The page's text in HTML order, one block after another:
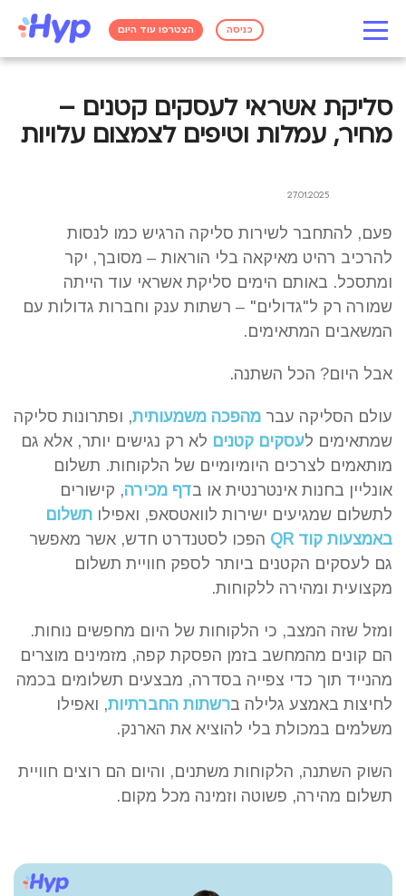
כניסה הצטרפו עוד היום
סליקת אשראי לעסקים קטנים –
מחיר, עמלות וטיפים לצמצום עלויות
27.01.2025
פעם, להתחבר לשירות סליקה הרגיש כמו לנסות
להרכיב רהיט מאיקאה בלי הוראות – מסובך, יקר
ומתסכל. באותם הימים סליקת אשראי עוד הייתה
שמורה רק ל"גדולים" – רשתות ענק וחברות גדולות עם
המשאבים המתאימים.
אבל היום? הכל השתנה.
עולם הסליקה עבר מהפכה משמעותית, ופתרונות סליקה
שמתאימים לעסקים קטנים לא רק נגישים יותר, אלא גם
מותאמים לצרכים היומיומיים של הלקוחות. תשלום
אונליין בחנות אינטרנטית או בדף מכירה, קישורים
לתשלום שמגיעים ישירות לוואטסאפ, ואפילו תשלום
באמצעות קוד QR
הפכו לסטנדרט חדש, אשר מאפשר
גם לעסקים הקטנים ביותר לספק חוויית תשלום
מקצועית ומהירה ללקוחות.
ומזל שזה המצב, כי הלקוחות של היום מחפשים נוחות.
הם קונים מהמחשב בזמן הפסקת קפה, מזמינים מוצרים
מהנייד תוך כדי צפייה בסדרה, מבצעים תשלומים בכמה
לחיצות באמצע גלילה ברשתות החברתיות, ואפילו
משלמים במכולת בלי להוציא את הארנק.
השוק השתנה, הלקוחות משתנים, והיום הם רוצים חוויית
תשלום מהירה, פשוטה וזמינה מכל מקום.